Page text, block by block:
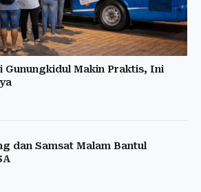
Gunungkidul Makin Praktis, Ini
dan Samsat Malam Bantul